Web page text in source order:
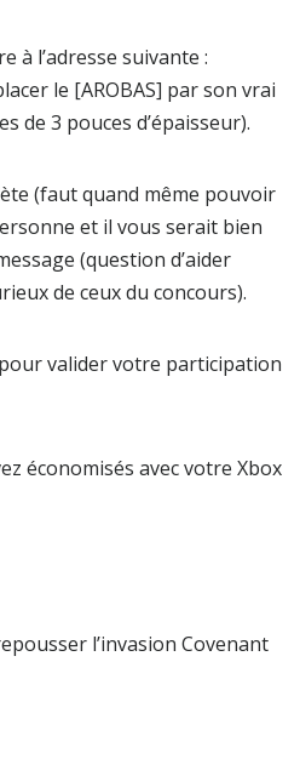
à l’adresse suivante :
le [AROBAS] par son vrai
de 3 pouces d’épaisseur).
(faut quand même pouvoir
et il vous serait bien
(question d’aider
de ceux du concours).
valider votre participation
économisés avec votre Xbox
l’invasion Covenant